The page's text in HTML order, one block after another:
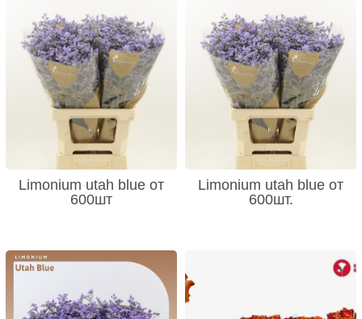
Limonium utah blue от
600шт
Limonium utah blue от
600шт.